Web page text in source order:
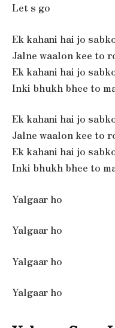
Let s go
Ek kahani hai jo
Jalne waalon kee to
Ek kahani hai jo
Inki bhukh bhee to
Ek kahani hai jo
Jalne waalon kee to
Ek kahani hai jo
Inki bhukh bhee to
Yalgaar ho
Yalgaar ho
Yalgaar ho
Yalgaar ho